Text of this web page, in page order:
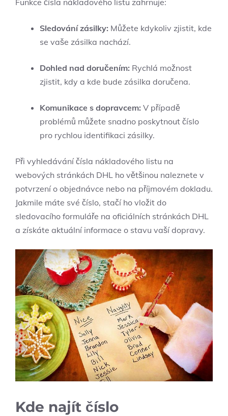
Funkce čísla nákladového listu zahrnuje:
Sledování zásilky: Můžete kdykoliv zjistit, kde
se vaše zásilka nachází.
Dohled nad doručením: Rychlá možnost
zjistit, kdy a kde bude zásilka doručena.
Komunikace s dopravcem: V případě
problémů můžete snadno poskytnout číslo
pro rychlou identifikaci zásilky.
Při vyhledávání čísla nákladového listu na
webových stránkách DHL ho většinou naleznete v
potvrzení o objednávce nebo na příjmovém dokladu.
Jakmile máte své číslo, stačí ho vložit do
sledovacího formuláře na oficiálních stránkách DHL
a získáte aktuální informace o stavu vaší dopravy.
Kde najít číslo